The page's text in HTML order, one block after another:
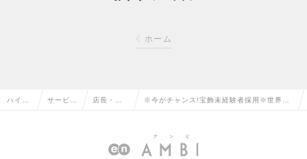
ホーム
ハイク サービ 店長・販
管理の転
※今がチャンス!宝飾未経験者採用※世界ト
豊富／長期就業が叶うの求人情報